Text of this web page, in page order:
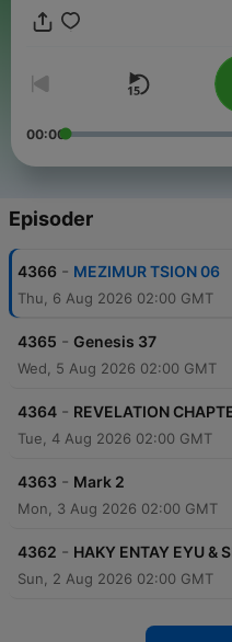
00:00
Episoder
4366 - MEZIMUR TSION 06
Thu, 6 Aug 2026 02:00 GMT
4365 - Genesis 37
Wed, 5 Aug 2026 02:00 GMT
4364 - REVELATION
Tue, 4 Aug 2026 02:00 GMT
4363 - Mark 2
Mon, 3 Aug 2026 02:00 GMT
4362 - HAKY ENTAY EYU &
Sun, 2 Aug 2026 02:00 GMT